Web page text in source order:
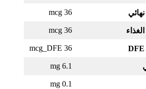
36 mcg
36 mcg
DFE
36 mcg_DFE
6.1 mg
0.1 mg